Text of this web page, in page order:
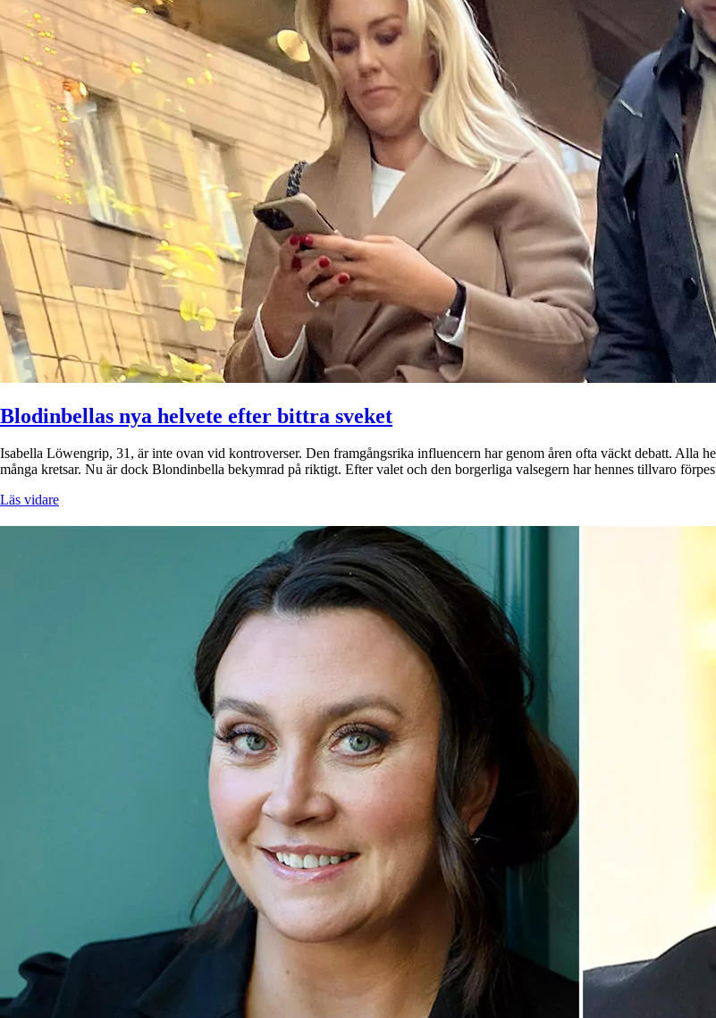
Blodinbellas nya helvete efter bittra sveket
Isabella Löwengrip, 31, är inte ovan vid kontroverser. Den framgångsrika influencern har genom åren ofta väckt debatt. Alla
många kretsar. Nu är dock Blondinbella bekymrad på riktigt. Efter valet och den borgerliga valsegern har hennes tillvaro
Läs vidare